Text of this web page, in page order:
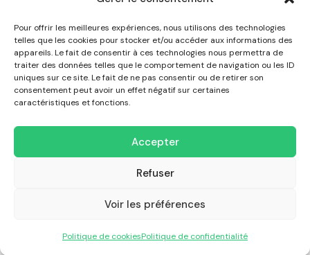
Pour offrir les meilleures expériences, nous utilisons des technologies
telles que les cookies pour stocker et/ou accéder aux informations des
appareils. Le fait de consentir à ces technologies nous permettra de
traiter des données telles que le comportement de navigation ou les ID
uniques sur ce site. Le fait de ne pas consentir ou de retirer son
consentement peut avoir un effet négatif sur certaines
caractéristiques et fonctions.
Accepter
Refuser
Voir les préférences
Politique de cookiesPolitique de confidentialité
ÉVÉNEMENTS,NOUVEAU
Stop au marketing délirant des fabricants de
Copyright © 2026. Tous droits réservés.